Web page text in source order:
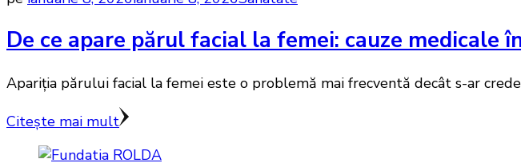
De ce apare părul facial la femei: cauze medicale
Apariția părului facial la femei este o problemă mai frecventă decât s-ar
Citește mai mult